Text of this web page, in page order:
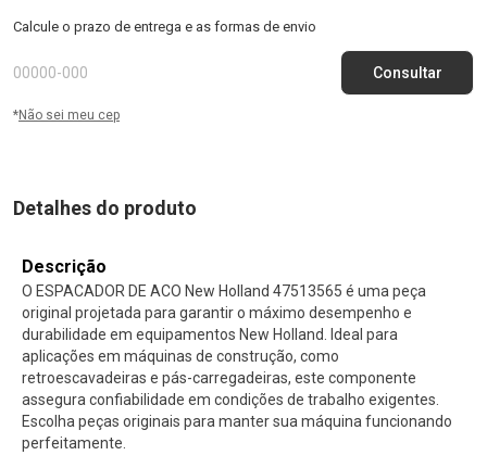
Calcule o prazo de entrega e as formas de envio
*Não sei meu cep
Detalhes do produto
Descrição
O ESPACADOR DE ACO New Holland 47513565 é uma peça
original projetada para garantir o máximo desempenho e
durabilidade em equipamentos New Holland. Ideal para
aplicações em máquinas de construção, como
retroescavadeiras e pás-carregadeiras, este componente
assegura confiabilidade em condições de trabalho exigentes.
Escolha peças originais para manter sua máquina funcionando
perfeitamente.